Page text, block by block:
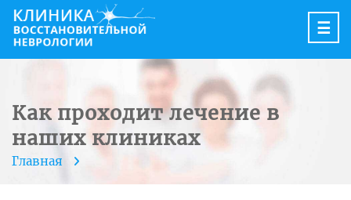
☰
Как проходит лечение в
наших клиниках
Главная